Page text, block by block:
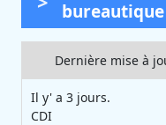
Dernière mise à
Il y' a 3 jours.
CDI